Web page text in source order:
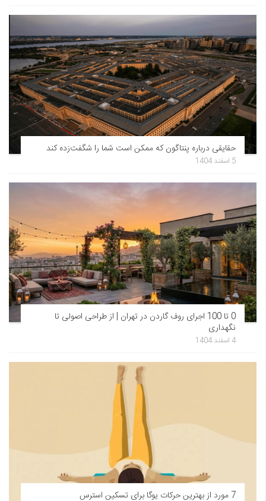
حقایقی درباره پنتاگون که ممکن است شما را شگفت‌زده کند
5 اسفند 1404
0 تا 100 اجرای روف گاردن در تهران | از طراحی اصولی تا
نگهداری
4 اسفند 1404
7 مورد از بهترین حرکات یوگا برای تسکین استرس